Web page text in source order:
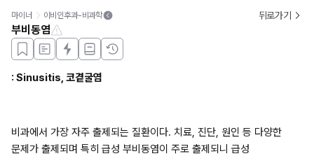
마이너 이비인후과-비과학 뒤로가기
부비동염
: Sinusitis, 코곁굴염
비과에서 가장 자주 출제되는 질환이다. 치료, 진단, 원인 등 다양한
문제가 출제되며 특히 급성 부비동염이 주로 출제되니 급성